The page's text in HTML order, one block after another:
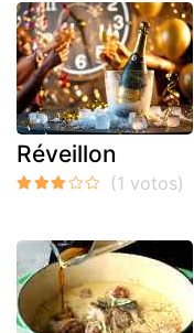
Réveillon